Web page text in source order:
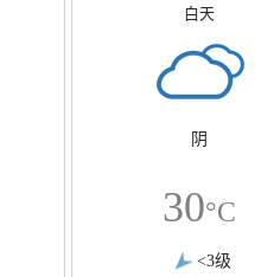
白天
阴
30°C
<3级